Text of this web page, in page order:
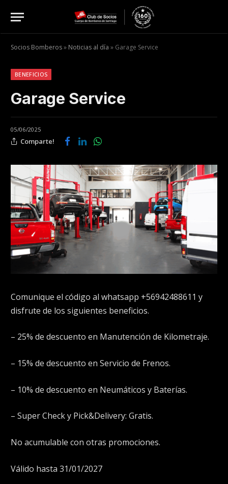
Socios Bomberos» Noticias al día » Garage Service
BENEFICIOS
Garage Service
05/06/2025
Comparte!
Comunique el código al whatsapp +56942488611 y
disfrute de los siguientes beneficios.
– 25% de descuento en Manutención de Kilometraje.
– 15% de descuento en Servicio de Frenos.
– 10% de descuento en Neumáticos y Baterías.
– Super Check y Pick&Delivery: Gratis.
No acumulable con otras promociones.
Válido hasta 31/01/2027